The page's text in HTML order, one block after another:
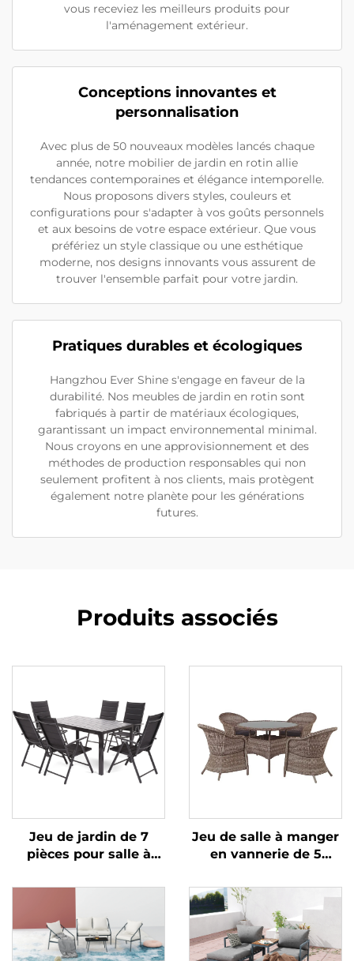
vous receviez les meilleurs produits pour
l'aménagement extérieur.
Conceptions innovantes et
personnalisation
Avec plus de 50 nouveaux modèles lancés chaque
année, notre mobilier de jardin en rotin allie
tendances contemporaines et élégance intemporelle.
Nous proposons divers styles, couleurs et
configurations pour s'adapter à vos goûts personnels
et aux besoins de votre espace extérieur. Que vous
préfériez un style classique ou une esthétique
moderne, nos designs innovants vous assurent de
trouver l'ensemble parfait pour votre jardin.
Pratiques durables et écologiques
Hangzhou Ever Shine s'engage en faveur de la
durabilité. Nos meubles de jardin en rotin sont
fabriqués à partir de matériaux écologiques,
garantissant un impact environnemental minimal.
Nous croyons en une approvisionnement et des
méthodes de production responsables qui non
seulement profitent à nos clients, mais protègent
également notre planète pour les générations
futures.
Produits associés
Jeu de jardin de 7
pièces pour salle à
Jeu de salle à manger
en vannerie de 5